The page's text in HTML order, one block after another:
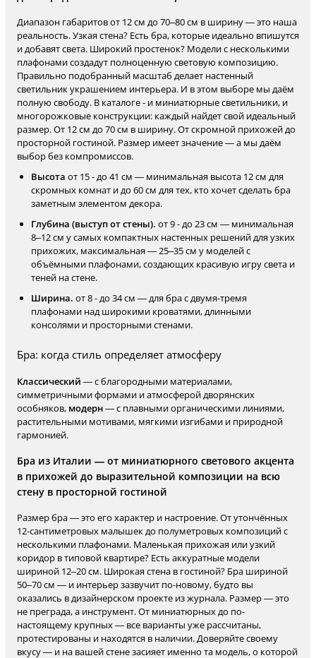
Диапазон габаритов от 12 см до 70–80 см в ширину — это наша
реальность. Узкая стена? Есть бра, которые идеально впишутся
и добавят света. Широкий простенок? Модели с несколькими
плафонами создадут полноценную световую композицию.
Правильно подобранный масштаб делает настенный
светильник украшением интерьера. И в этом выборе мы даём
полную свободу. В каталоге - и миниатюрные светильники, и
многорожковые конструкции: каждый найдет свой идеальный
размер. От 12 см до 70 см в ширину. От скромной прихожей до
просторной гостиной. Размер имеет значение — а мы даём
выбор без компромиссов.
Высота от 15 - до 41 см — минимальная высота 12 см для
скромных комнат и до 60 см для тех, кто хочет сделать бра
заметным элементом декора.
Глубина (выступ от стены). от 9 - до 23 см — минимальная
8–12 см у самых компактных настенных решений для узких
прихожих, максимальная — 25–35 см у моделей с
объёмными плафонами, создающих красивую игру света и
теней на стене.
Ширина. от 8 - до 34 см — для бра с двумя-тремя
плафонами над широкими кроватями, длинными
консолями и просторными стенами.
Бра: когда стиль определяет атмосферу
Классический — с благородными материалами,
симметричными формами и атмосферой дворянских
особняков, модерн— с плавными органическими линиями,
растительными мотивами, мягкими изгибами и природной
гармонией.
Бра из Италии — от миниатюрного светового акцента
в прихожей до выразительной композиции на всю
стену в просторной гостиной
Размер бра — это его характер и настроение. От утончённых
12-сантиметровых малышек до полуметровых композиций с
несколькими плафонами. Маленькая прихожая или узкий
коридор в типовой квартире? Есть аккуратные модели
шириной 12–20 см. Широкая стена в гостиной? Бра шириной
50–70 см — и интерьер зазвучит по-новому, будто вы
оказались в дизайнерском проекте из журнала. Размер — это
не преграда, а инструмент. От миниатюрных до по-
настоящему крупных — все варианты уже рассчитаны,
протестированы и находятся в наличии. Доверяйте своему
вкусу — и на вашей стене засияет именно та модель, о которой